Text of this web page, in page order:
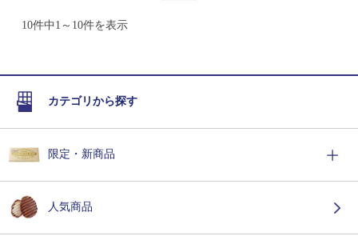
10件中1～10件を表示
カテゴリから探す
限定・新商品
人気商品